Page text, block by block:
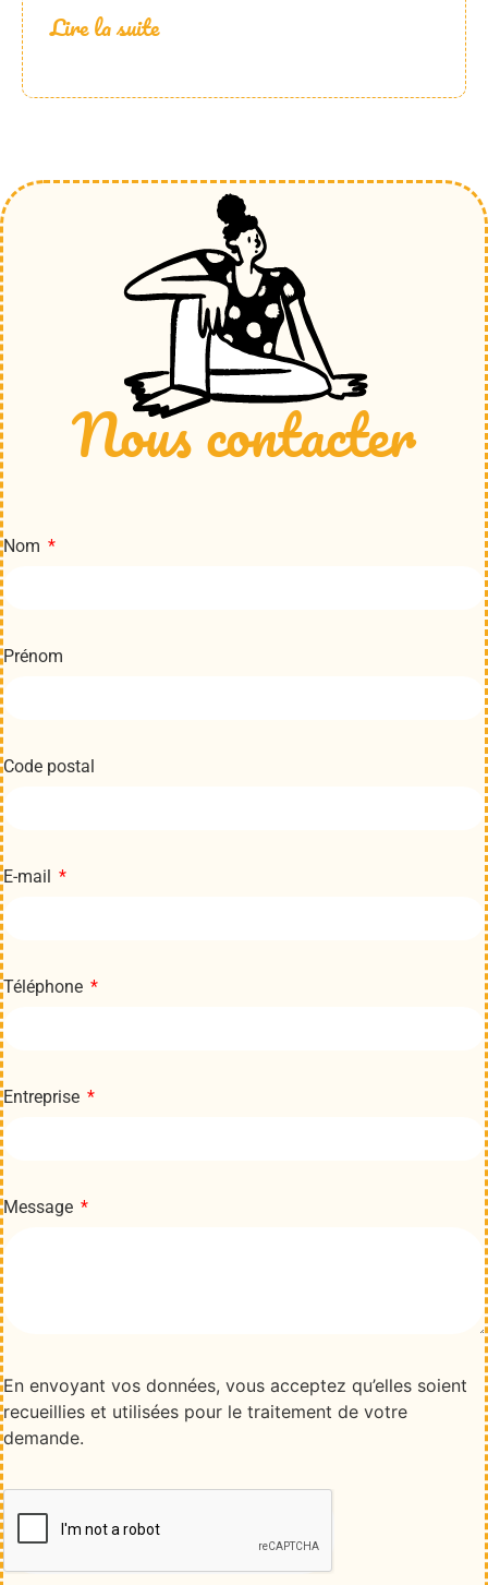
Lire la suite
Nous contacter
Nom
Prénom
Code postal
E-mail
Téléphone
Entreprise
Message
En envoyant vos données, vous acceptez qu’elles soient
recueillies et utilisées pour le traitement de votre
demande.